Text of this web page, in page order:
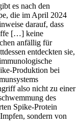
es nach den
die im April 2024
darauf, dass
[…] keine
anfällig für
entdeckten sie,
Produktion bei
also nicht zu einer
des
Spike-Protein
sondern von